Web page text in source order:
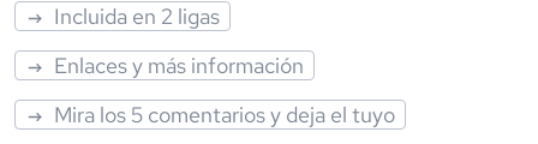
Incluida en 2 ligas
Enlaces y más información
Mira los 5 comentarios y deja el tuyo